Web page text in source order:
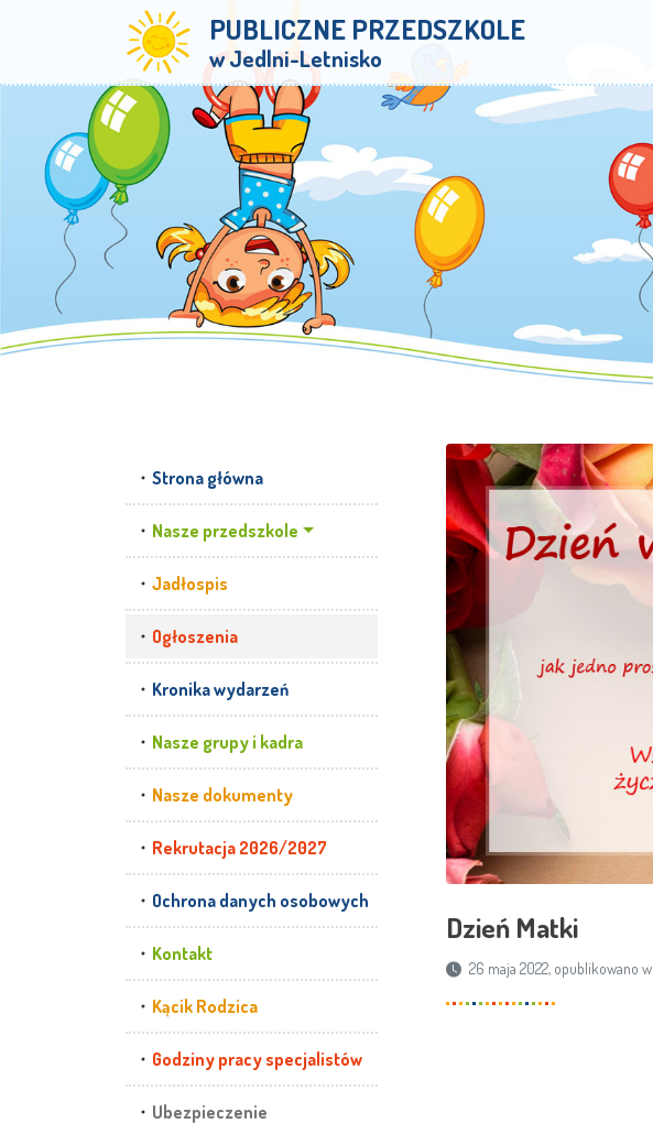
PUBLICZNE PRZEDSZKOLE
w Jedlni-Letnisko
Strona główna
Nasze przedszkole
Jadłospis
Ogłoszenia
Kronika wydarzeń
Nasze grupy i kadra
Nasze dokumenty
Rekrutacja 2026/2027
Ochrona danych osobowych
Kontakt
Kącik Rodzica
Godziny pracy specjalistów
Ubezpieczenie
Dzień Matki
26 maja 2022, opublikowano w